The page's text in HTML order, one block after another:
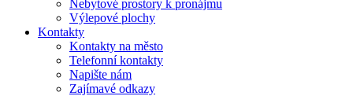
Nebytové prostory k pronájmu
Výlepové plochy
Kontakty
Kontakty na město
Telefonní kontakty
Napište nám
Zajímavé odkazy